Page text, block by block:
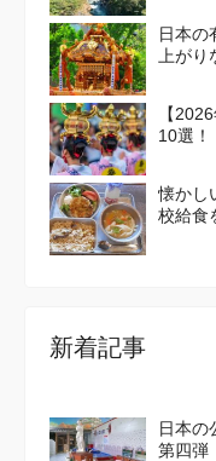
日本の
上が
【
10選！
懐かし
校給食
新着記事
日本の
第四弾